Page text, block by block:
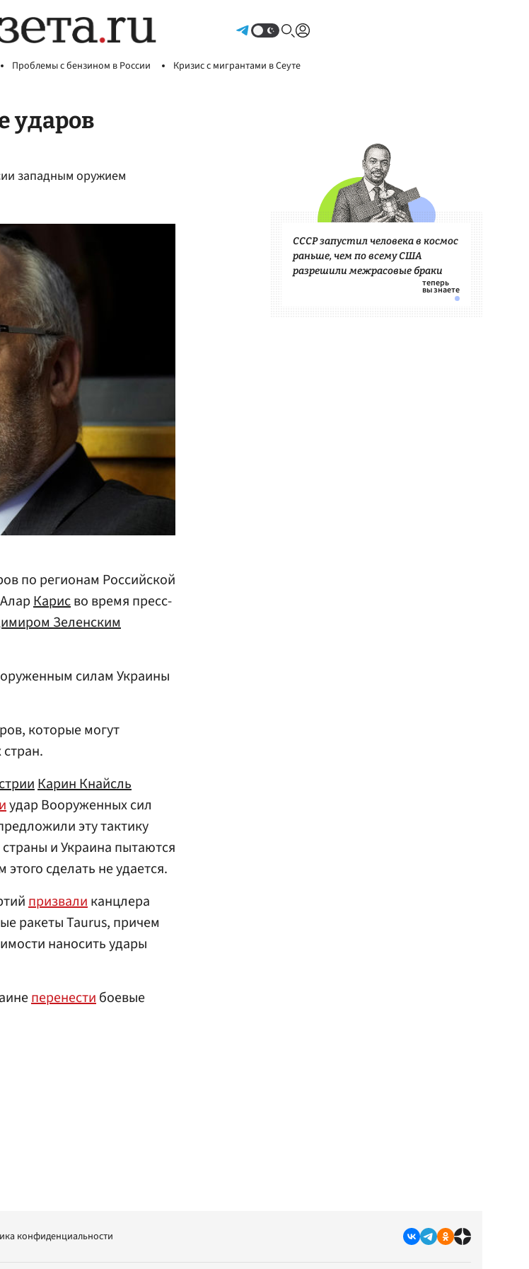
Проблемы с бензином в России Кризис с мигрантами в Сеуте
ударов
западным оружием
по регионам Российской
Карисво время пресс-
Зеленским
силам Украины
которые могут
Карин Кнайсль
удар Вооруженных сил
эту тактику
и Украина пытаются
сделать не удается.
призваликанцлера
ракеты Taurus, причем
наносить удары
перенестибоевые
СССР запустил человека в космос
раньше, чем по всему США
разрешили межрасовые браки
конфиденциальности